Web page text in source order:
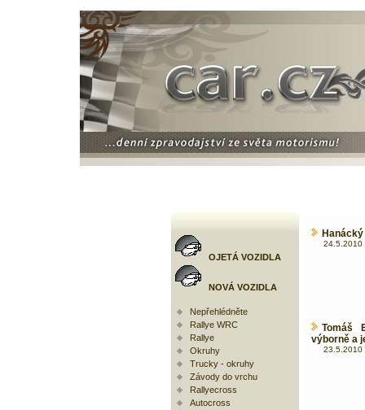
OJETÁ VOZIDLA
NOVÁ VOZIDLA
Nepřehlédněte
Rallye WRC
Rallye
Okruhy
Trucky - okruhy
Závody do vrchu
Rallyecross
Autocross
24.5.2010
Tomáš
výborně a
23.5.2010